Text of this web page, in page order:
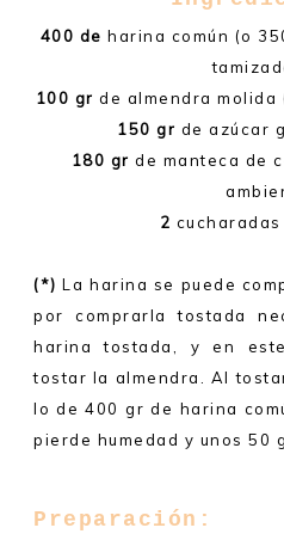
400 de harina común (o
100 gr de almendra molida
150 gr de azúcar
180 gr de manteca de
2
(*) La harina se puede
por comprarla tostada
harina tostada, y en
tostar la almendra. Al
lo de 400 gr de harina
pierde humedad y unos 50
Preparación: